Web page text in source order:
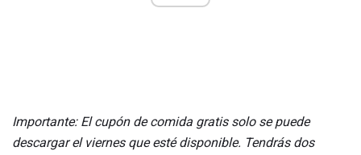
Importante: El cupón de comida gratis solo se puede
descargar el viernes que esté disponible. Tendrás dos